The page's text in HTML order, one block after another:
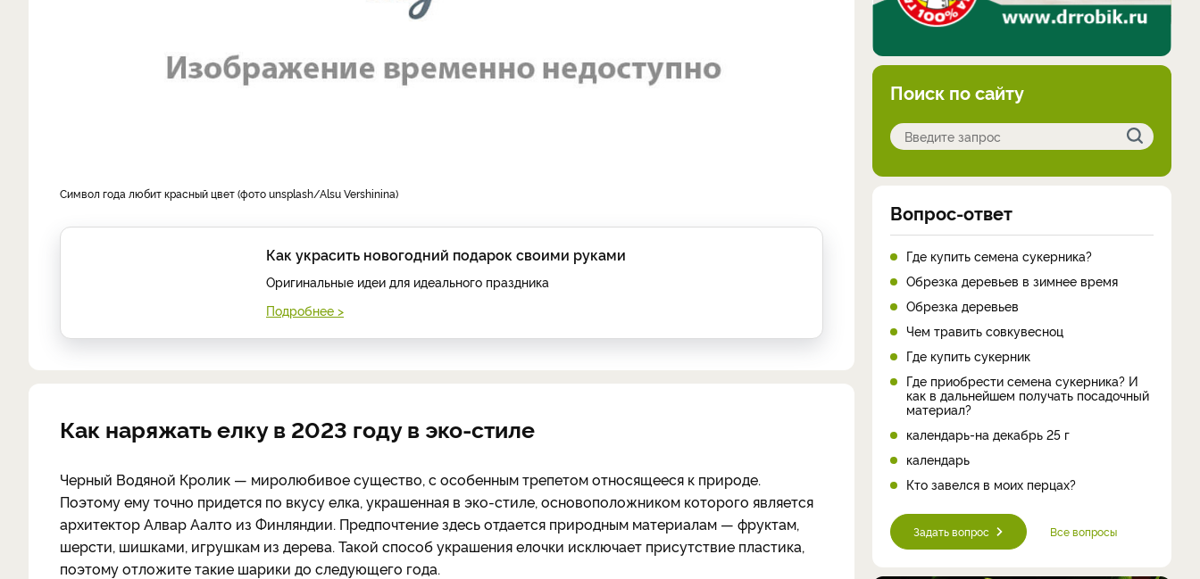
Символ года любит красный цвет (фото unsplash/Alsu Vershinina)
Как украсить новогодний подарок своими руками
Оригинальные идеи для идеального праздника
Подробнее >
Как наряжать елку в 2023 году в эко-стиле
Черный Водяной Кролик — миролюбивое существо, с особенным трепетом относящееся к природе.
Поэтому ему точно придется по вкусу елка, украшенная в эко-стиле, основоположником которого является
архитектор Алвар Аалто из Финляндии. Предпочтение здесь отдается природным материалам — фруктам,
шерсти, шишками, игрушкам из дерева. Такой способ украшения елочки исключает присутствие пластика,
поэтому отложите такие шарики до следующего года.
Поиск по сайту
Вопрос-ответ
Где купить семена сукерника?
Обрезка деревьев в зимнее время
Обрезка деревьев
Чем травить совкувесноц
Где купить сукерник
Где приобрести семена сукерника? И
как в дальнейшем получать посадочный
материал?
календарь-на декабрь 25 г
календарь
Кто завелся в моих перцах?
Задать вопрос Все вопросы